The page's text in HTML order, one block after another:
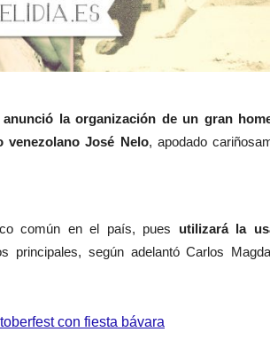
anunció la organización de un gran
venezolano José Nelo, apodado
común en el país, pues utilizará la
principales, según adelantó Carlos
con fiesta bávara